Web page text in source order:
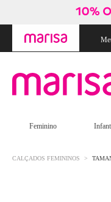
Feminino
CALÇADOS FEMININOS